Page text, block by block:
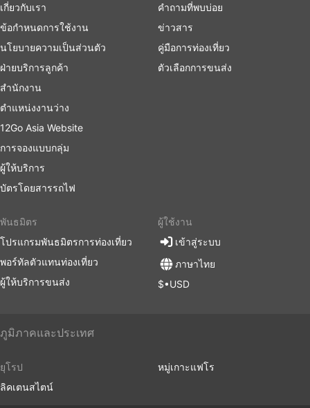
เกี่ยวกับเรา
ข้อกำหนดการใช้งาน
นโยบายความเป็นส่วนตัว
ฝ่ายบริการลูกค้า
สำนักงาน
ตำแหน่งงานว่าง
12Go Asia Website
การจองแบบกลุ่ม
ผู้ให้บริการ
บัตรโดยสารรถไฟ
คำถามที่พบบ่อย
ข่าวสาร
คู่มือการท่องเที่ยว
ตัวเลือกการขนส่ง
พันธมิตร
โปรแกรมพันธมิตรการท่องเที่ยว
พอร์ทัลตัวแทนท่องเที่ยว
ผู้ให้บริการขนส่ง
ผู้ใช้งาน
เข้าสู่ระบบ
ภาษาไทย
$•USD
ภูมิภาคและประเทศ
ยุโรป
ลิคเตนสไตน์
หมู่เกาะแฟโร